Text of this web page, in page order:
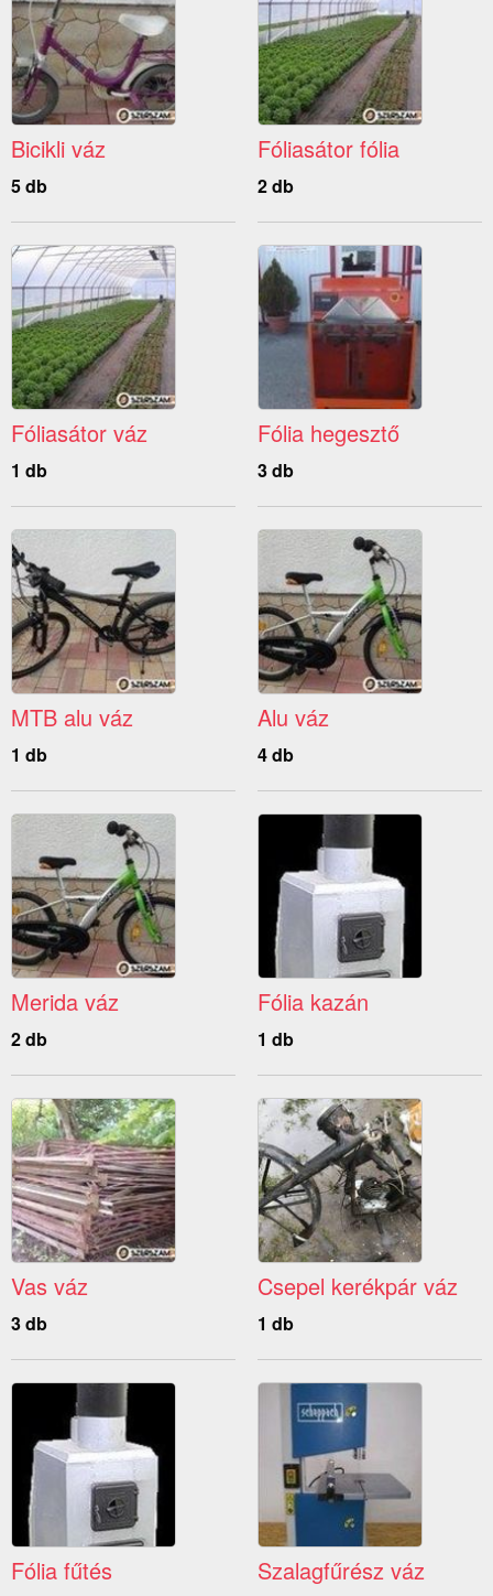
Bicikli váz
5 db
Fóliasátor fólia
2 db
Fóliasátor váz
1 db
Fólia hegesztő
3 db
MTB alu váz
1 db
Alu váz
4 db
Merida váz
2 db
Fólia kazán
1 db
Vas váz
3 db
Csepel kerékpár váz
1 db
Fólia fűtés Szalagfűrész váz